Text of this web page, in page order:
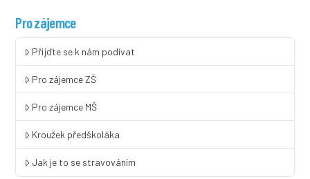
Pro zájemce
Přijďte se k nám podívat
Pro zájemce ZŠ
Pro zájemce MŠ
Kroužek předškoláka
Jak je to se stravováním